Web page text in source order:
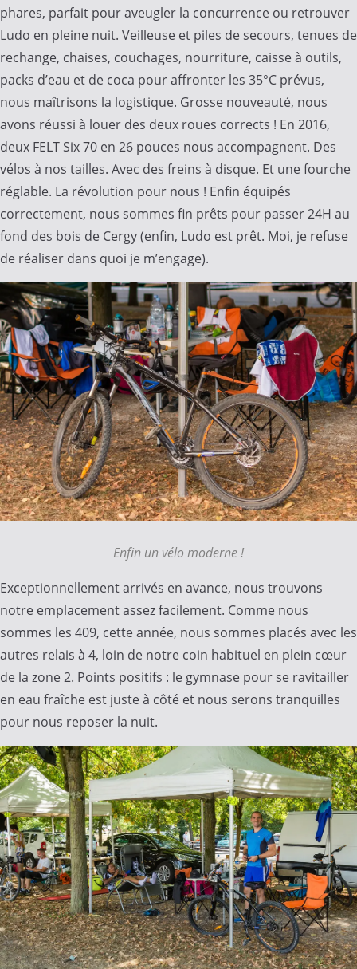
phares, parfait pour aveugler la concurrence ou retrouver
Ludo en pleine nuit. Veilleuse et piles de secours, tenues de
rechange, chaises, couchages, nourriture, caisse à outils,
packs d’eau et de coca pour affronter les 35°C prévus,
nous maîtrisons la logistique. Grosse nouveauté, nous
avons réussi à louer des deux roues corrects ! En 2016,
deux FELT Six 70 en 26 pouces nous accompagnent. Des
vélos à nos tailles. Avec des freins à disque. Et une fourche
réglable. La révolution pour nous ! Enfin équipés
correctement, nous sommes fin prêts pour passer 24H au
fond des bois de Cergy (enfin, Ludo est prêt. Moi, je refuse
de réaliser dans quoi je m’engage).
Enfin un vélo moderne !
Exceptionnellement arrivés en avance, nous trouvons
notre emplacement assez facilement. Comme nous
sommes les 409, cette année, nous sommes placés avec les
autres relais à 4, loin de notre coin habituel en plein cœur
de la zone 2. Points positifs : le gymnase pour se ravitailler
en eau fraîche est juste à côté et nous serons tranquilles
pour nous reposer la nuit.